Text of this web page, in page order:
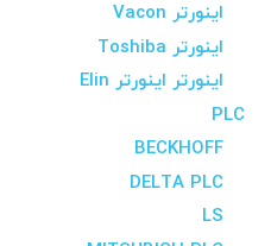
اینورتر Vacon
اینورتر Toshiba
اینورتر اینورتر Elin
PLC
BECKHOFF
DELTA PLC
LS